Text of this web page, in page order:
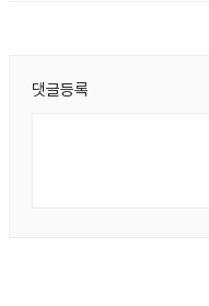
댓글등록